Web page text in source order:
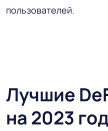
пользователей.
Лучшие
на 2023 год